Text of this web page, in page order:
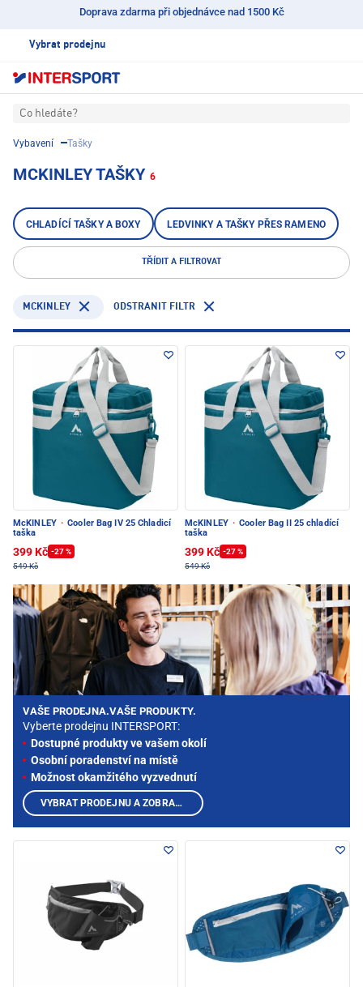
Doprava zdarma při objednávce nad 1500 Kč
Vybrat prodejnu
Co hledáte?
Vybavení Tašky
MCKINLEY TAŠKY 6
CHLADÍCÍ TAŠKY A BOXY LEDVINKY A TAŠKY PŘES RAMENO
TŘÍDIT A FILTROVAT
MCKINLEY ODSTRANIT FILTR
McKINLEY · Cooler Bag IV 25 Chladicí
taška
399 Kč -27 %
549 Kč
McKINLEY · Cooler Bag II 25 chladící
taška
399 Kč -27 %
549 Kč
VAŠE PRODEJNA.VAŠE PRODUKTY.
Vyberte prodejnu INTERSPORT:
Dostupné produkty ve vašem okolí
Osobní poradenství na místě
Možnost okamžitého vyzvednutí
VYBRAT PRODEJNU A ZOBRAZIT PRODUKTY